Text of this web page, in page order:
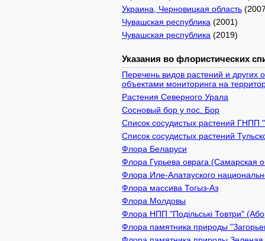
Украина, Черновицкая область
Чувашская республика (2001)
Чувашская республика (2019)
Указания во флористических
Перечень видов растений и других
объектами мониторинга на
Растения Северного Урала
Сосновый бор у пос. Бор
Список сосудистых растений ГНПП
Список сосудистых растений
Флора Беларуси
Флора Гурьева оврага (Самарская
Флора Иле-Алатауского
Флора массива Тогыз-Аз
Флора Молдовы
Флора НПП "Подільські Товтри"
Флора памятника природы